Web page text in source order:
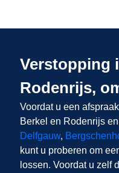
Verstopping
Rodenrijs,
Voordat u een
Berkel en Rodenrijs en
Delfgauw,
kunt u proberen om
lossen. Voordat u zelf